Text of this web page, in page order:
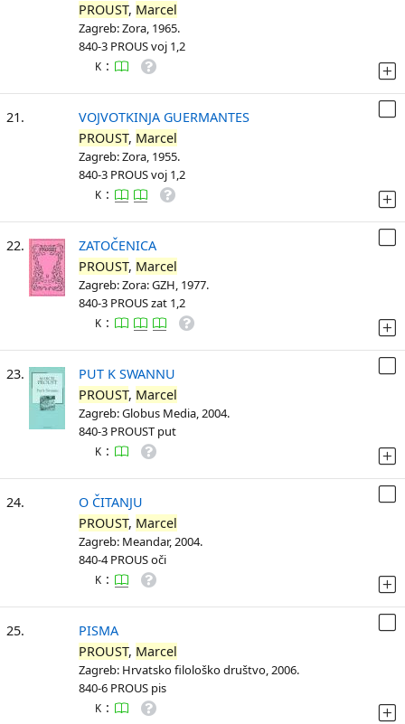
PROUST, Marcel
Zagreb: Zora, 1965.
840-3 PROUS voj 1,2
K :
21.
VOJVOTKINJA GUERMANTES
PROUST, Marcel
Zagreb: Zora, 1955.
840-3 PROUS voj 1,2
K :
22.
ZATOČENICA
PROUST, Marcel
Zagreb: Zora: GZH, 1977.
840-3 PROUS zat 1,2
K :
23.
PUT K SWANNU
PROUST, Marcel
Zagreb: Globus Media, 2004.
840-3 PROUST put
K :
24.
O ČITANJU
PROUST, Marcel
Zagreb: Meandar, 2004.
840-4 PROUS oči
K :
25.
PISMA
PROUST, Marcel
Zagreb: Hrvatsko filološko društvo, 2006.
840-6 PROUS pis
K :